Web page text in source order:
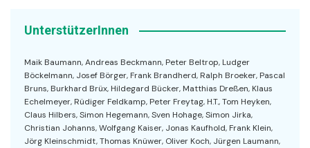
UnterstützerInnen
Maik Baumann, Andreas Beckmann, Peter Beltrop, Ludger
Böckelmann, Josef Börger, Frank Brandherd, Ralph Broeker, Pascal
Bruns, Burkhard Brüx, Hildegard Bücker, Matthias Dreßen, Klaus
Echelmeyer, Rüdiger Feldkamp, Peter Freytag, H.T., Tom Heyken,
Claus Hilbers, Simon Hegemann, Sven Hohage, Simon Jirka,
Christian Johanns, Wolfgang Kaiser, Jonas Kaufhold, Frank Klein,
Jörg Kleinschmidt, Thomas Knüwer, Oliver Koch, Jürgen Laumann,